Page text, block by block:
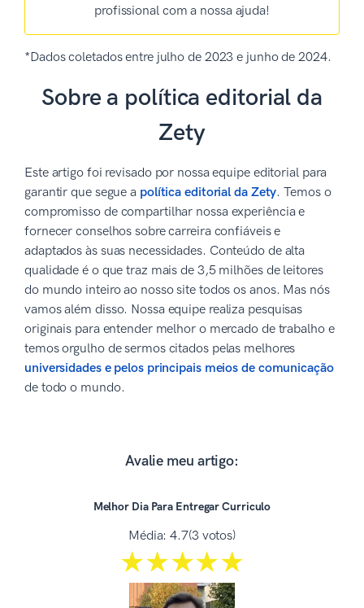
profissional com a nossa ajuda!
*Dados coletados entre julho de 2023 e junho de 2024.
Sobre a política editorial da
Zety
Este artigo foi revisado por nossa equipe editorial para
garantir que segue a política editorial da Zety. Temos o
compromisso de compartilhar nossa experiência e
fornecer conselhos sobre carreira confiáveis e
adaptados às suas necessidades. Conteúdo de alta
qualidade é o que traz mais de 3,5 milhões de leitores
do mundo inteiro ao nosso site todos os anos. Mas nós
vamos além disso. Nossa equipe realiza pesquisas
originais para entender melhor o mercado de trabalho e
temos orgulho de sermos citados pelas melhores
universidades e pelos principais meios de comunicação
de todo o mundo.
Avalie meu artigo:
Melhor Dia Para Entregar Curriculo
Média:4.7(3 votos)
☆☆☆☆☆
★★★★★